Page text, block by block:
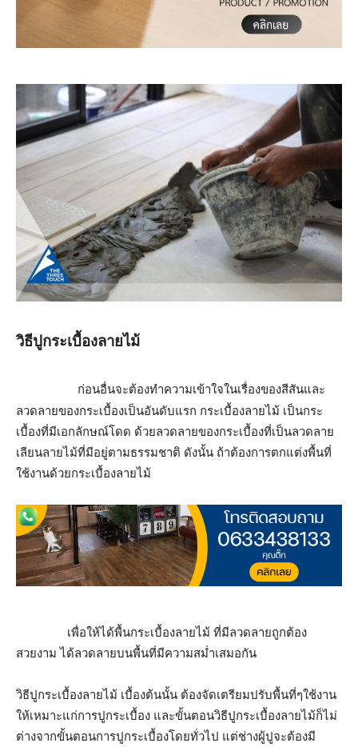
วิธีปูกระเบื้องลายไม้
ก่อนอื่นจะต้องทำความเข้าใจในเรื่องของสีสันและ
ลวดลายของกระเบื้องเป็นอันดับแรก กระเบื้องลายไม้ เป็นกระ
เบื้องที่มีเอกลักษณ์โดด ด้วยลวดลายของกระเบื้องที่เป็นลวดลาย
เลียนลายไม้ที่มีอยู่ตามธรรมชาติ ดังนั้น ถ้าต้องการตกแต่งพื้นที่
ใช้งานด้วยกระเบื้องลายไม้
เพื่อให้ได้พื้นกระเบื้องลายไม้ ที่มีลวดลายถูกต้อง
สวยงาม ได้ลวดลายบนพื้นที่มีความสม่ำเสมอกัน
วิธีปูกระเบื้องลายไม้ เบื้องต้นนั้น ต้องจัดเตรียมปรับพื้นที่ๆใช้งาน
ให้เหมาะแก่การปูกระเบื้อง และขั้นตอนวิธีปูกระเบื้องลายไม้ก็ไม่
ต่างจากขั้นตอนการปูกระเบื้องโดยทั่วไป แต่ช่างผู้ปูจะต้องมี